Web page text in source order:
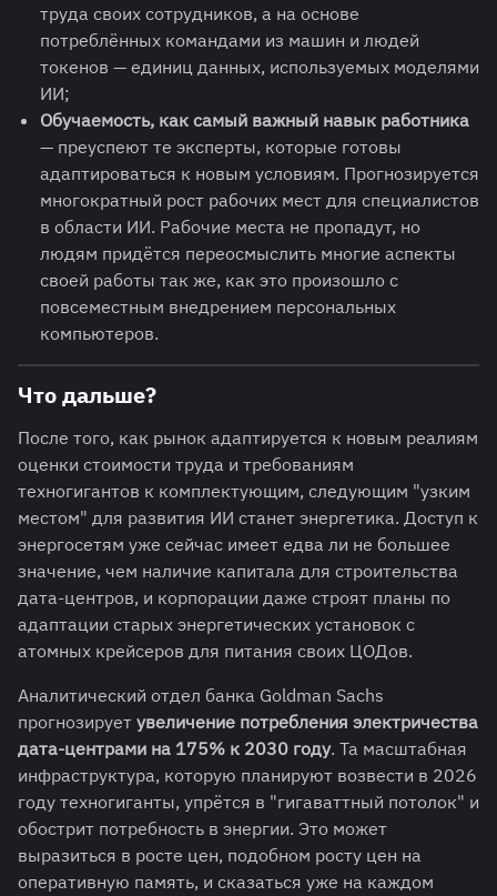
труда своих сотрудников, а на основе
потреблённых командами из машин и людей
токенов — единиц данных, используемых моделями
ИИ;
Обучаемость, как самый важный навык работника
— преуспеют те эксперты, которые готовы
адаптироваться к новым условиям. Прогнозируется
многократный рост рабочих мест для специалистов
в области ИИ. Рабочие места не пропадут, но
людям придётся переосмыслить многие аспекты
своей работы так же, как это произошло с
повсеместным внедрением персональных
компьютеров.
Что дальше?
После того, как рынок адаптируется к новым реалиям
оценки стоимости труда и требованиям
техногигантов к комплектующим, следующим "узким
местом" для развития ИИ станет энергетика. Доступ к
энергосетям уже сейчас имеет едва ли не большее
значение, чем наличие капитала для строительства
дата-центров, и корпорации даже строят планы по
адаптации старых энергетических установок с
атомных крейсеров для питания своих ЦОДов.
Аналитический отдел банка Goldman Sachs
прогнозирует увеличение потребления электричества
дата-центрами на 175% к 2030 году. Та масштабная
инфраструктура, которую планируют возвести в 2026
году техногиганты, упрётся в "гигаваттный потолок" и
обострит потребность в энергии. Это может
выразиться в росте цен, подобном росту цен на
оперативную память, и сказаться уже на каждом